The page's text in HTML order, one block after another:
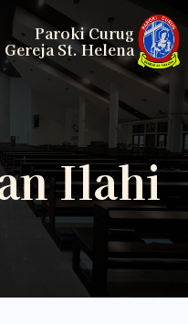
Paroki Curug
Gereja St. Helena
Ilahi